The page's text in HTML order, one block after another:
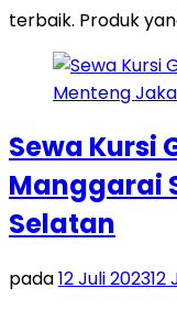
terbaik. Produk
Sewa Kursi
Manggarai
Selatan
pada12 Juli 202312